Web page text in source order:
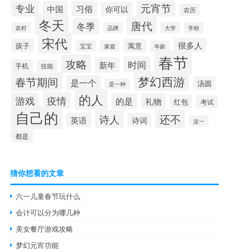
专业 中国 习俗 你可以 元宵节 农历
农村 冬天 冬季 品牌 唐代 大学 学校
孩子 宋代 宝宝 家庭 寓意 年龄 很多人
手机 技能 攻略 新年 时间 春节
春节期间 是一个 是一种 梦幻西游 汤圆
游戏 疫情 的人 的是 礼物 红包 考试
自己的 英语 诗人 诗词 还不 这一
都是
猜你想看的文章
六一儿童春节玩什么
会计可以分为哪几种
美女餐厅游戏攻略
梦幻元宵功能